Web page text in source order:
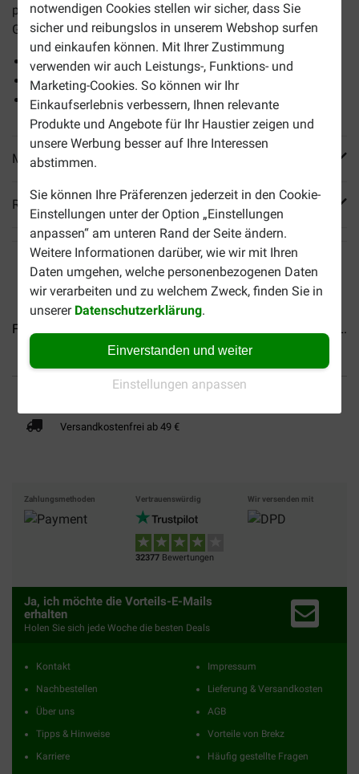
notwendigen Cookies stellen wir sicher, dass Sie
sicher und reibungslos in unserem Webshop surfen
und einkaufen können. Mit Ihrer Zustimmung
verwenden wir auch Leistungs-, Funktions- und
Marketing-Cookies. So können wir Ihr
Einkaufserlebnis verbessern, Ihnen relevante
Produkte und Angebote für Ihr Haustier zeigen und
unsere Werbung besser auf Ihre Interessen
abstimmen.
Sie können Ihre Präferenzen jederzeit in den Cookie-
Einstellungen unter der Option „Einstellungen
anpassen“ am unteren Rand der Seite ändern.
Weitere Informationen darüber, wie wir mit Ihren
Daten umgehen, welche personenbezogenen Daten
wir verarbeiten und zu welchem Zweck, finden Sie in
unserer Datenschutzerklärung.
Einverstanden und weiter
Einstellungen anpassen
praktische Lampe für Ihre Spaziergänge im Dunkeln.
Geeignet für alle Flexi-Leinen in den Größen S bis L.
Lieferung mit USB-Kabel
Geringes Gewicht
Keine Batterie erforderlich
Mehr Produktinfos
Reviews
Flexi Giant Neon L... Flexi New Classic L...
Bis 30% günstiger Sicher bezahlen
Versandkostenfrei ab 49 €
Zahlungsmethoden Vertrauenswürdig
32377 Bewertungen
Wir versenden mit
Ja, ich möchte die Vorteils-E-Mails
erhalten
Holen Sie sich jede Woche die besten Deals
Kontakt
Nachbestellen
Über uns
Tipps & Hinweise
Karriere
Impressum
Lieferung & Versandkosten
AGB
Vorteile von Brekz
Häufig gestellte Fragen